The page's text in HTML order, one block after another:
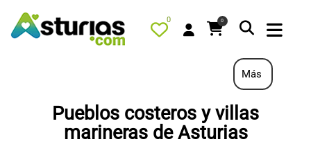
0 0
PORTADA
Más
Pueblos costeros y villas
marineras de Asturias